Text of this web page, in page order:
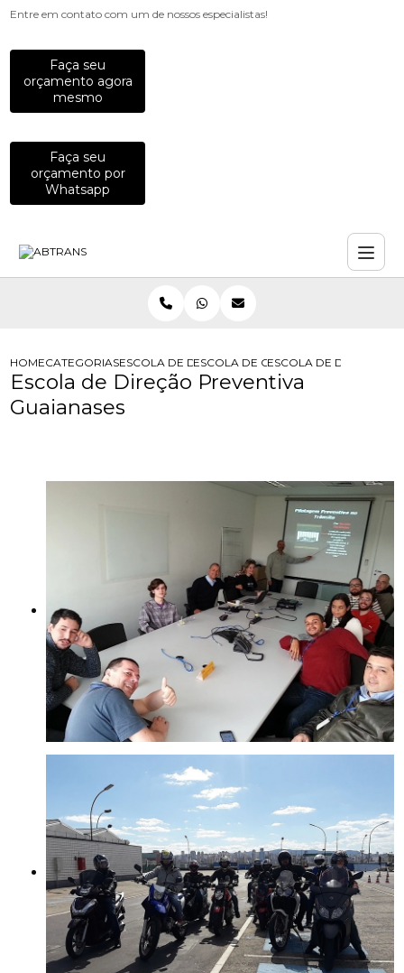
Entre em contato com um de nossos especialistas!
Faça seu
orçamento agora
mesmo
Faça seu
orçamento por
Whatsapp
HOMECATEGORIASESCOLA DE DIRECOES PREVENTIVAS
ESCOLA DE CURSO DE DIRECAO
ESCOLA DE DIRECAO
Escola de Direção Preventiva
Guaianases